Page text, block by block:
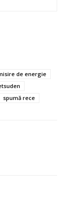
de energie
spumă rece